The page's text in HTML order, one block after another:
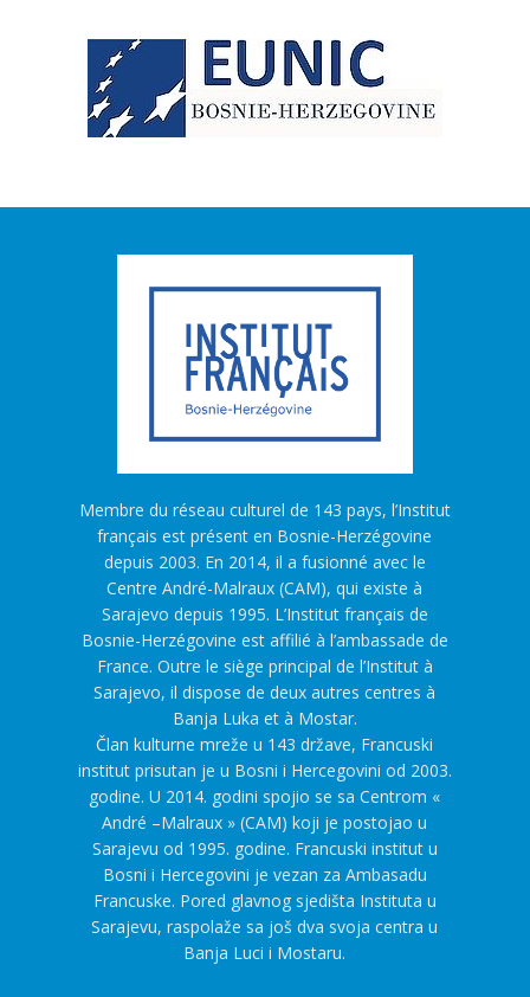
Membre du réseau culturel de 143 pays, l’Institut
français est présent en Bosnie-Herzégovine
depuis 2003. En 2014, il a fusionné avec le
Centre André-Malraux (CAM), qui existe à
Sarajevo depuis 1995. L’Institut français de
Bosnie-Herzégovine est affilié à l’ambassade de
France. Outre le siège principal de l’Institut à
Sarajevo, il dispose de deux autres centres à
Banja Luka et à Mostar.
Član kulturne mreže u 143 države, Francuski
institut prisutan je u Bosni i Hercegovini od 2003.
godine. U 2014. godini spojio se sa Centrom «
André –Malraux » (CAM) koji je postojao u
Sarajevu od 1995. godine. Francuski institut u
Bosni i Hercegovini je vezan za Ambasadu
Francuske. Pored glavnog sjedišta Instituta u
Sarajevu, raspolaže sa još dva svoja centra u
Banja Luci i Mostaru.